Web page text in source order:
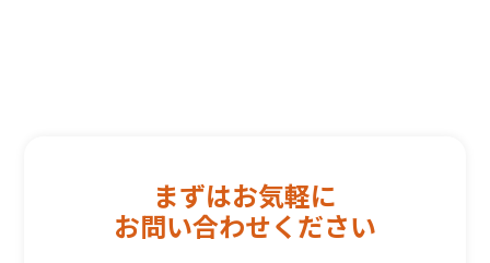
まずはお気軽に
お問い合わせください